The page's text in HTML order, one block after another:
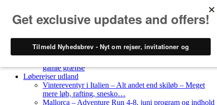
Løberejser Danmark
gamle grænse
Løberejser udland
Vintereventyr i Italien – Alt andet end skiløb – Meget
mere løb, rafting, snesko…
Mallorca – Adventure Run 4-8. juni program og indhold